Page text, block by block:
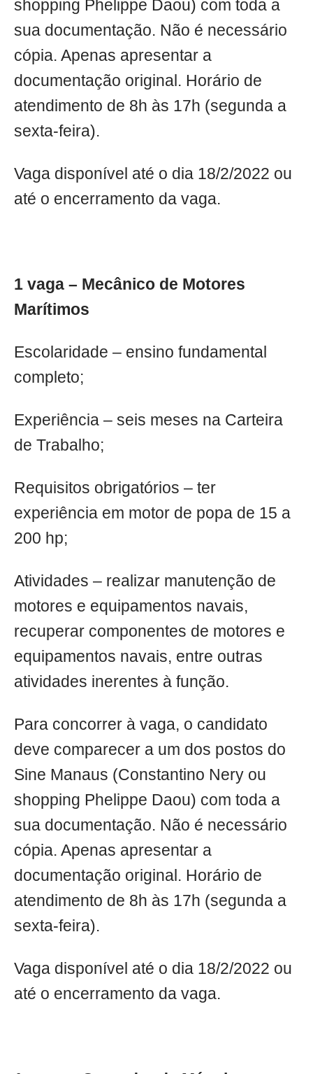
shopping Phelippe Daou) com toda a
sua documentação. Não é necessário
cópia. Apenas apresentar a
documentação original. Horário de
atendimento de 8h às 17h (segunda a
sexta-feira).
Vaga disponível até o dia 18/2/2022 ou
até o encerramento da vaga.
1 vaga – Mecânico de Motores
Marítimos
Escolaridade – ensino fundamental
completo;
Experiência – seis meses na Carteira
de Trabalho;
Requisitos obrigatórios – ter
experiência em motor de popa de 15 a
200 hp;
Atividades – realizar manutenção de
motores e equipamentos navais,
recuperar componentes de motores e
equipamentos navais, entre outras
atividades inerentes à função.
Para concorrer à vaga, o candidato
deve comparecer a um dos postos do
Sine Manaus (Constantino Nery ou
shopping Phelippe Daou) com toda a
sua documentação. Não é necessário
cópia. Apenas apresentar a
documentação original. Horário de
atendimento de 8h às 17h (segunda a
sexta-feira).
Vaga disponível até o dia 18/2/2022 ou
até o encerramento da vaga.